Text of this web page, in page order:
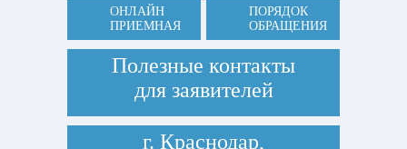
ОНЛАЙН
ПРИЕМНАЯ
ПОРЯДОК
ОБРАЩЕНИЯ
Полезные контакты
для заявителей
г. Краснодар,